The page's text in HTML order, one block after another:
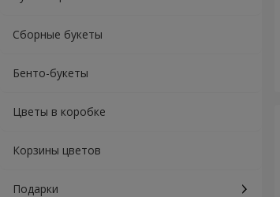
Сборные букеты
Бенто-букеты
Цветы в коробке
Корзины цветов
Подарки